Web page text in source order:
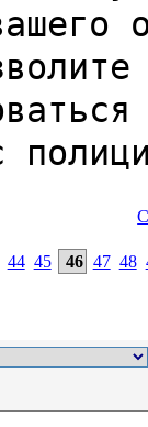
44 45 46 47 48